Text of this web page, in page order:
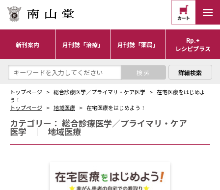
新刊案内 月刊誌「治療」 月刊誌「薬局」
Rp.+
レシピプラス
詳細検索
トップページ 総合診療医学／プライマリ・ケア医学
在宅医療をはじめよ
う！
トップページ
地域医療 在宅医療をはじめよう！
カテゴリー： 総合診療医学／プライマリ・ケア
医学 ｜ 地域医療